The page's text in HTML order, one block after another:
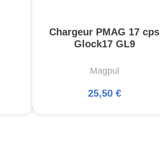
Chargeur PMAG 17 cps
Glock17 GL9
Magpul
25,50 €